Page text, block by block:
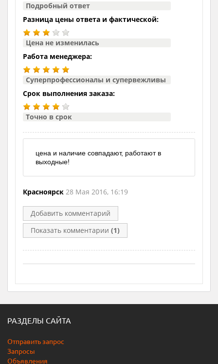
Подробный ответ
Разница цены ответа и фактической:
Цена не изменилась
Работа менеджера:
Суперпрофессионалы и супервежливы
Срок выполнения заказа:
Точно в срок
цена и наличие совпадают, работают в
выходные!
Красноярск 28 Мая 2016, 16:19
Добавить комментарий
Показать комментарии (1)
РАЗДЕЛЫ САЙТА
Отправить запрос
Запросы
Объявления